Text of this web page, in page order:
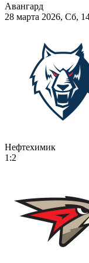
Авангард
28 марта 2026, Сб,
Нефтехимик
1:2